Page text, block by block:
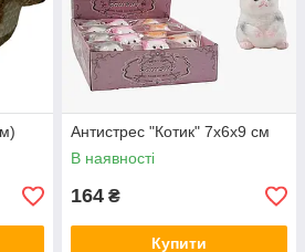
Антистрес "Котик" 7х6х9 см
В наявності
164 ₴
Купити